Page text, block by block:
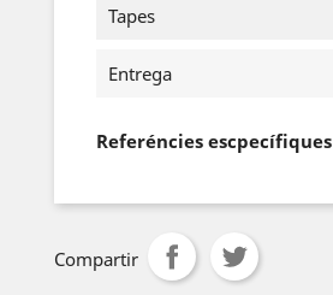
Tapes
Entrega
Referéncies escpecífiques
Compartir